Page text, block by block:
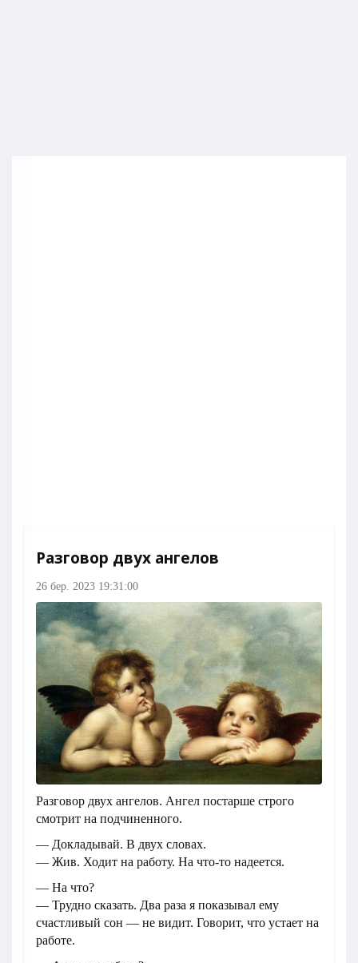
Разговор двух ангелов
26 бер. 2023 19:31:00
Разговор двух ангелов. Ангел постарше строго
смотрит на подчиненного.
— Докладывай. В двух словах.
— Жив. Ходит на работу. На что-то надеется.
— На что?
— Трудно сказать. Два раза я показывал ему
счастливый сон — не видит. Говорит, что устает на
работе.